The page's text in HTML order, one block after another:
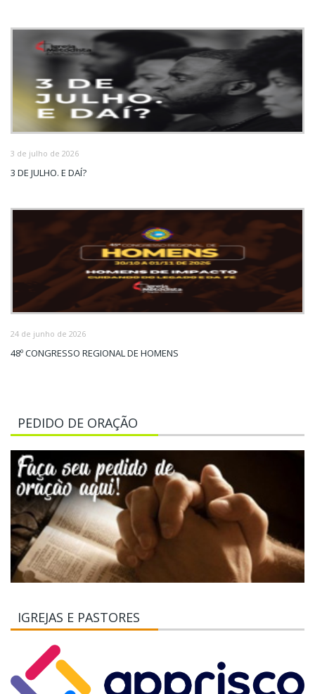
3 de julho de 2026
3 DE JULHO. E DAÍ?
24 de junho de 2026
48º CONGRESSO REGIONAL DE HOMENS
PEDIDO DE ORAÇÃO
IGREJAS E PASTORES